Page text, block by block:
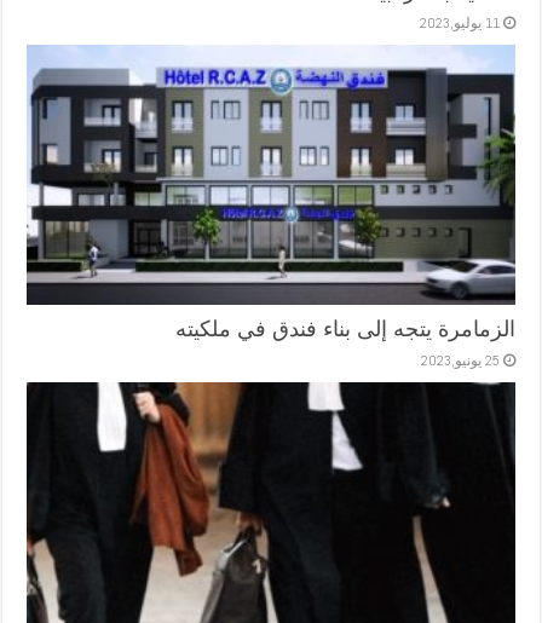
11 يوليو,2023
الزمامرة يتجه إلى بناء فندق في ملكيته
25 يونيو,2023